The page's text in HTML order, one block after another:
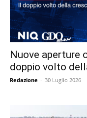
Nuove aperture
doppio volto
Redazione - 30 Luglio 2026